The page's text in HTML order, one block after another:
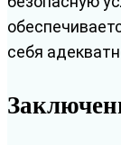
себя